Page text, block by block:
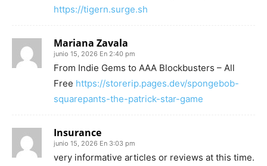
https://tigern.surge.sh
Mariana Zavala
junio 15, 2026 En 2:40 pm
From Indie Gems to AAA Blockbusters – All
Free https://storerip.pages.dev/spongebob-
squarepants-the-patrick-star-game
Insurance
junio 15, 2026 En 3:03 pm
very informative articles or reviews at this time.